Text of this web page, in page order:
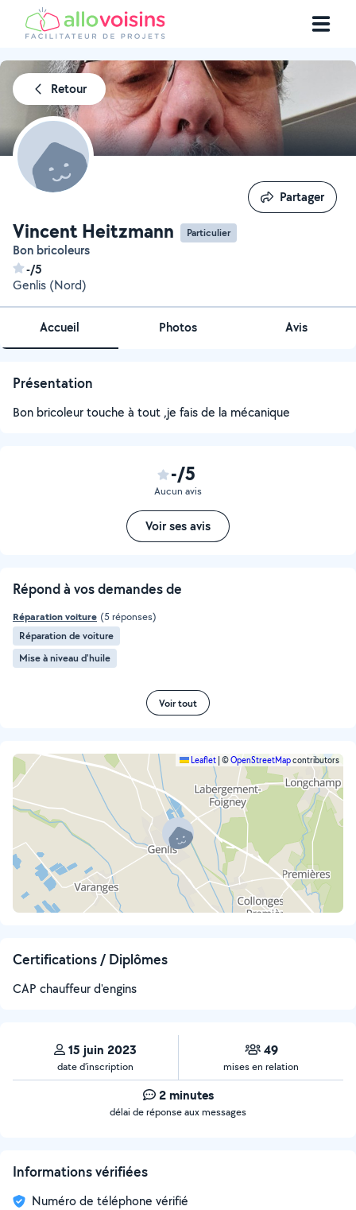
Retour
Vincent Heitzmann Particulier
Bon bricoleurs
-/5
Genlis (Nord)
Partager
Partager
Accueil Photos Avis
Présentation
Bon bricoleur touche à tout ,je fais de la mécanique
-/5
Aucun avis
Voir ses avis
Répond à vos demandes de
Réparation voiture (5 réponses)
Réparation de voiture
Mise à niveau d'huile
Voir tout
Leaflet ©OpenStreetMapcontributors
Certifications / Diplômes
CAP chauffeur d'engins
15 juin 2023
date d’inscription
49
mises en relation
2 minutes
délai de réponse aux messages
Informations vérifiées
Numéro de téléphone vérifié